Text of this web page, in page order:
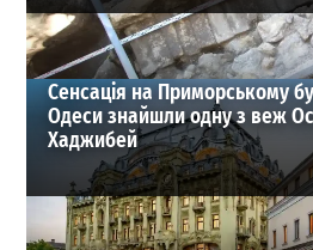
Сенсація на Приморському
Одеси знайшли одну з веж
Хаджибей